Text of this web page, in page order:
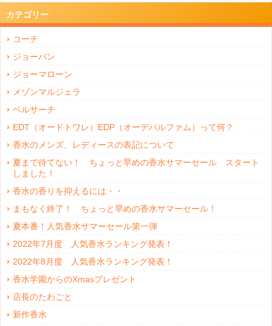
カテゴリー
コーチ
ジョーバン
ジョーマローン
メゾンマルジェラ
ベルサーチ
EDT（オードトワレ）EDP（オーデパルファム）って何？
香水のメンズ、レディースの表記について
夏まで待てない！ ちょっと早めの香水サマーセール スタート
しました！
香水の香りを抑えるには・・
まもなく終了！ ちょっと早めの香水サマーセール！
夏本番！人気香水サマーセール第一弾
2022年7月度 人気香水ランキング発表！
2022年8月度 人気香水ランキング発表！
香水学園からのXmasプレゼント
店長のたわごと
新作香水